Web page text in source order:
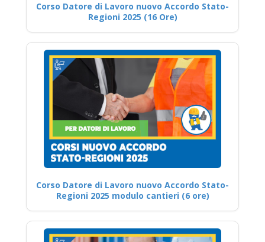
Corso Datore di Lavoro nuovo Accordo Stato-
Regioni 2025 (16 Ore)
Corso Datore di Lavoro nuovo Accordo Stato-
Regioni 2025 modulo cantieri (6 ore)